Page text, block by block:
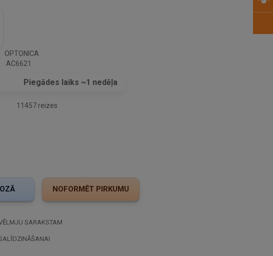
OPTONICA
AC6621
Piegādes laiks ~1 nedēļa
11457 reizes
SARAKSTAM